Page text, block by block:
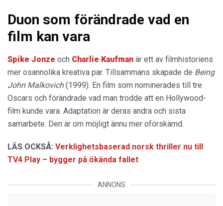
Duon som förändrade vad en
film kan vara
Spike Jonze och Charlie Kaufman är ett av filmhistoriens
mer osannolika kreativa par. Tillsammans skapade de Being
John Malkovich(1999). En film som nominerades till tre
Oscars och förändrade vad man trodde att en Hollywood-
film kunde vara. Adaptation är deras andra och sista
samarbete. Den är om möjligt ännu mer oförskämd.
LÄS OCKSÅ: Verklighetsbaserad norsk thriller nu till
TV4 Play – bygger på ökända fallet
ANNONS